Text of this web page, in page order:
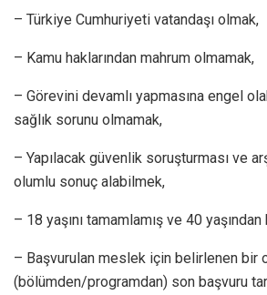
– Türkiye Cumhuriyeti vatandaşı olmak,
– Kamu haklarından mahrum olmamak,
– Görevini devamlı yapmasına engel
sağlık sorunu olmamak,
– Yapılacak güvenlik soruşturması ve
olumlu sonuç alabilmek,
– 18 yaşını tamamlamış ve 40
– Başvurulan meslek için belirlenen bir
(bölümden/programdan) son başvuru